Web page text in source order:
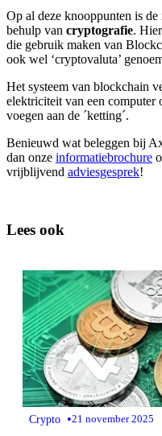
Op al deze knooppunten is
behulp van cryptografie.
die gebruik maken van
ook wel ‘cryptovaluta’
Het systeem van blockchain
elektriciteit van een computer
voegen aan de ´ketting´.
Benieuwd wat beleggen bij
dan onze informatiebrochure
vrijblijvend adviesgesprek!
Lees ook
Crypto •21 november 2025